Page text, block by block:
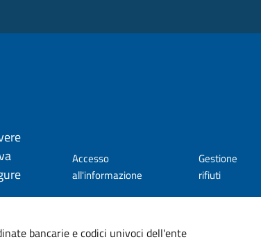
Accesso
all'informazione
Gestione
rifiuti
bancarie e codici univoci dell'ente